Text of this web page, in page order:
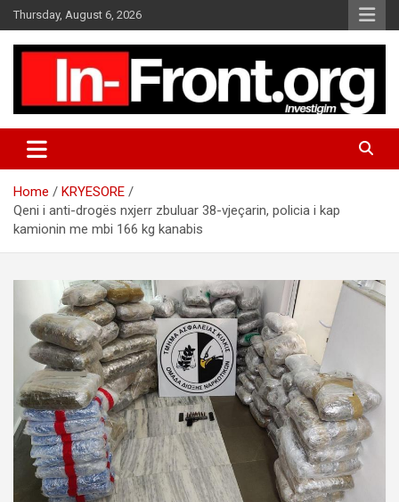
k
Thursday, August 6, 2026
Home
KRYESORE
Qeni i anti-drogës nxjerr zbuluar 38-vjeçarin, policia i kap
kamionin me mbi 166 kg kanabis